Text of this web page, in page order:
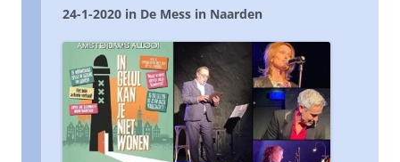
24-1-2020 in De Mess in Naarden